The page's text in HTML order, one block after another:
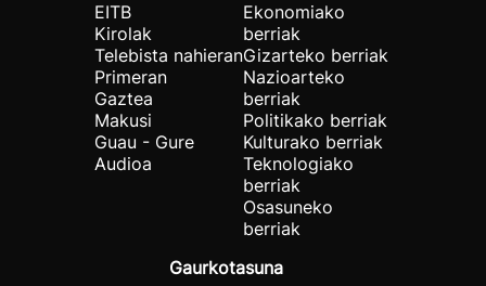
EITB
Kirolak
Telebista nahieran
Primeran
Gaztea
Makusi
Guau - Gure
Audioa
Ekonomiako
berriak
Gizarteko berriak
Nazioarteko
berriak
Politikako berriak
Kulturako berriak
Teknologiako
berriak
Osasuneko
berriak
Gaurkotasuna